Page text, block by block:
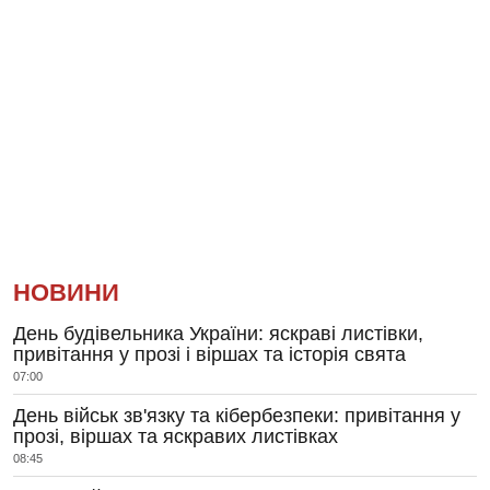
НОВИНИ
День будівельника України: яскраві листівки,
привітання у прозі і віршах та історія свята
07:00
День військ зв'язку та кібербезпеки: привітання у
прозі, віршах та яскравих листівках
08:45